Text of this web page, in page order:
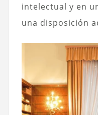
intelectual y en
una disposición